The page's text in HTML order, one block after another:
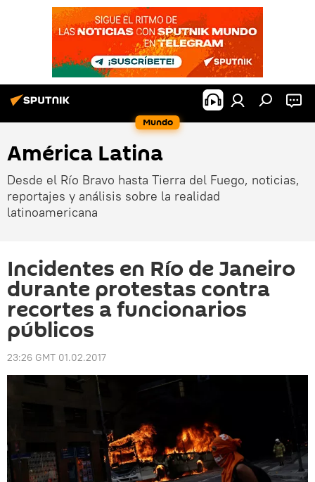
Mundo
América Latina
Desde el Río Bravo hasta Tierra del Fuego, noticias,
reportajes y análisis sobre la realidad
latinoamericana
Incidentes en Río de Janeiro
durante protestas contra
recortes a funcionarios
públicos
23:26 GMT 01.02.2017